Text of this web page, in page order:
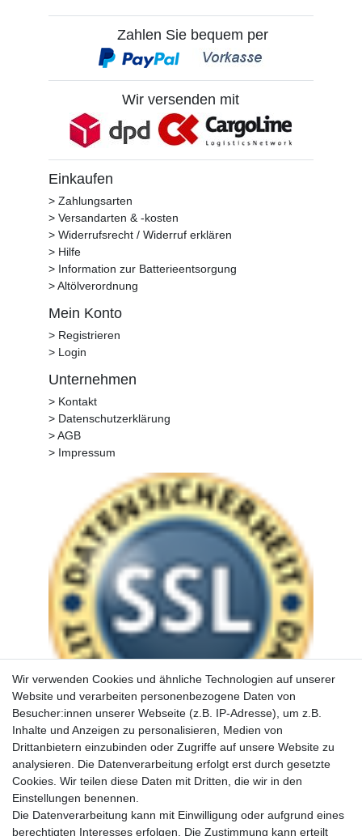
Zahlen Sie bequem per
Wir versenden mit
Einkaufen
> Zahlungsarten
> Versandarten & -kosten
> Widerrufsrecht / Widerruf erklären
> Hilfe
> Information zur Batterieentsorgung
> Altölverordnung
Mein Konto
> Registrieren
> Login
Unternehmen
> Kontakt
> Datenschutzerklärung
> AGB
> Impressum
Wir verwenden Cookies und ähnliche Technologien auf unserer
Website und verarbeiten personenbezogene Daten von
Besucher:innen unserer Webseite (z.B. IP-Adresse), um z.B.
Inhalte und Anzeigen zu personalisieren, Medien von
Drittanbietern einzubinden oder Zugriffe auf unsere Website zu
analysieren. Die Datenverarbeitung erfolgt erst durch gesetzte
Cookies. Wir teilen diese Daten mit Dritten, die wir in den
Einstellungen benennen.
Die Datenverarbeitung kann mit Einwilligung oder aufgrund eines
berechtigten Interesses erfolgen. Die Zustimmung kann erteilt